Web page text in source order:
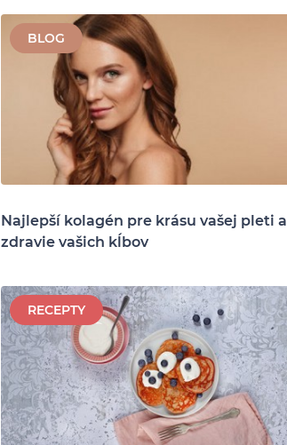
BLOG
Najlepší kolagén pre krásu vašej pleti a
zdravie vašich kĺbov
RECEPTY